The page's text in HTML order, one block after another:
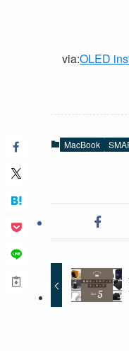
via:OLED
MacBook